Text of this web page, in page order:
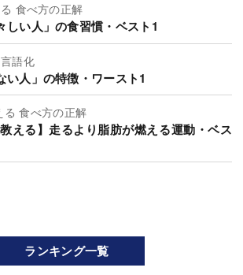
食べ方の正解
しい人」の食習慣・ベスト1
語化
い人」の特徴・ワースト1
る 食べ方の正解
教える】走るより脂肪が燃える運動・ベス
ランキング一覧